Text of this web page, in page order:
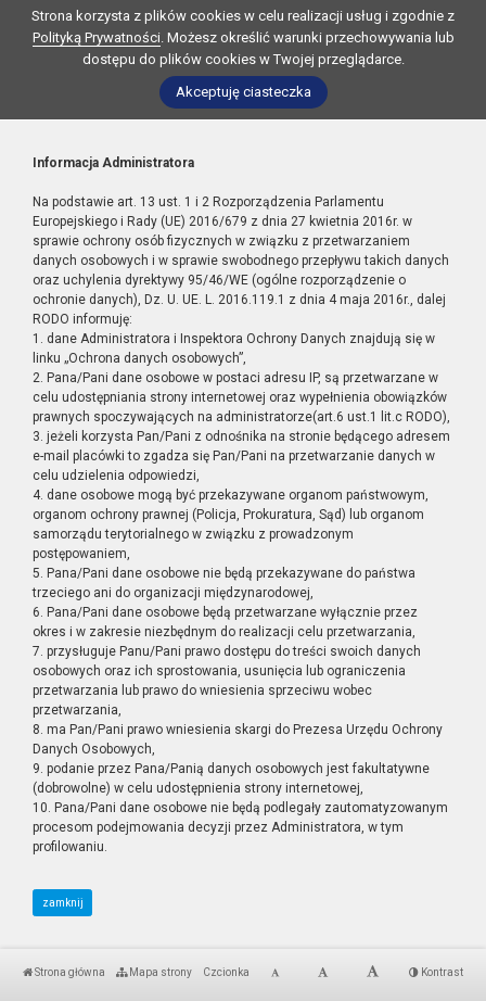
Strona korzysta z plików cookies w celu realizacji usług i zgodnie z
Polityką Prywatności. Możesz określić warunki przechowywania lub
dostępu do plików cookies w Twojej przeglądarce.
Akceptuję ciasteczka
Informacja Administratora
Na podstawie art. 13 ust. 1 i 2 Rozporządzenia Parlamentu
Europejskiego i Rady (UE) 2016/679 z dnia 27 kwietnia 2016r. w
sprawie ochrony osób fizycznych w związku z przetwarzaniem
danych osobowych i w sprawie swobodnego przepływu takich danych
oraz uchylenia dyrektywy 95/46/WE (ogólne rozporządzenie o
ochronie danych), Dz. U. UE. L. 2016.119.1 z dnia 4 maja 2016r., dalej
RODO informuję:
1. dane Administratora i Inspektora Ochrony Danych znajdują się w
linku „Ochrona danych osobowych”,
2. Pana/Pani dane osobowe w postaci adresu IP, są przetwarzane w
celu udostępniania strony internetowej oraz wypełnienia obowiązków
prawnych spoczywających na administratorze(art.6 ust.1 lit.c RODO),
3. jeżeli korzysta Pan/Pani z odnośnika na stronie będącego adresem
e-mail placówki to zgadza się Pan/Pani na przetwarzanie danych w
celu udzielenia odpowiedzi,
4. dane osobowe mogą być przekazywane organom państwowym,
organom ochrony prawnej (Policja, Prokuratura, Sąd) lub organom
samorządu terytorialnego w związku z prowadzonym
postępowaniem,
5. Pana/Pani dane osobowe nie będą przekazywane do państwa
trzeciego ani do organizacji międzynarodowej,
6. Pana/Pani dane osobowe będą przetwarzane wyłącznie przez
okres i w zakresie niezbędnym do realizacji celu przetwarzania,
7. przysługuje Panu/Pani prawo dostępu do treści swoich danych
osobowych oraz ich sprostowania, usunięcia lub ograniczenia
przetwarzania lub prawo do wniesienia sprzeciwu wobec
przetwarzania,
8. ma Pan/Pani prawo wniesienia skargi do Prezesa Urzędu Ochrony
Danych Osobowych,
9. podanie przez Pana/Panią danych osobowych jest fakultatywne
(dobrowolne) w celu udostępnienia strony internetowej,
10. Pana/Pani dane osobowe nie będą podlegały zautomatyzowanym
procesom podejmowania decyzji przez Administratora, w tym
profilowaniu.
zamknij
Strona główna Mapa strony Czcionka Kontrast